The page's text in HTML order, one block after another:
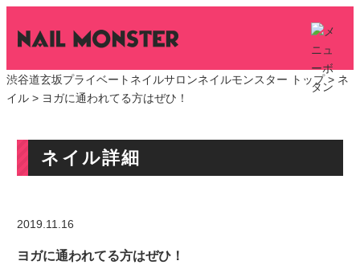
渋谷道玄坂プライベートネイルサロンネイルモンスター トップ > ネ
イル > ヨガに通われてる方はぜひ！
ネイル詳細
2019.11.16
ヨガに通われてる方はぜひ！